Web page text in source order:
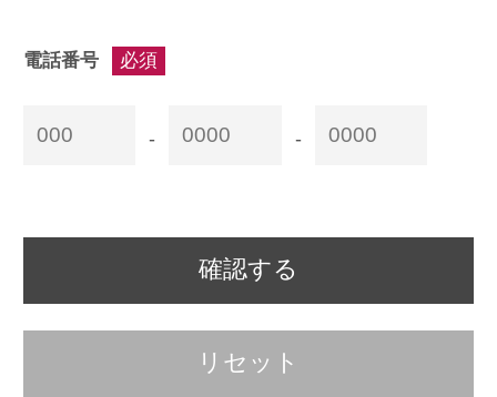
電話番号 必須
- -
リセット
確認する